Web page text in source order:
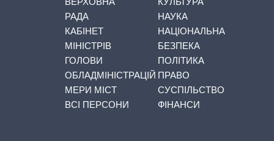
РАДА
КАБІНЕТ
МІНІСТРІВ
ГОЛОВИ
ОБЛАДМІНІСТРАЦІЙ
МЕРИ МІСТ
ВСІ ПЕРСОНИ
НАУКА
НАЦІОНАЛЬНА
БЕЗПЕКА
ПОЛІТИКА
ПРАВО
СУСПІЛЬСТВО
ФІНАНСИ